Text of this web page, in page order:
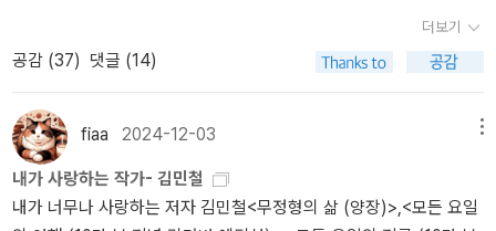
고 싶다. 그렇다면 너무 모든걸 정하지 않고 살아도 되지 않을까. P31
았으면 좋겠다. 당신의 모양에 꼭 맞는 파리를 완성했으면 좋겠다. 물
만드는 곳, 당신을 빛나게 만드는 곳, 그러니까 당신 영혼의 고향을 당
신도 꼭 하나 찾았으면 좋겠다는 바람을 가져본다. p333​​파리 올림픽
개막을 기다리던 어느 늦은 밤'모든 요일의 기록'을 읽고 좋아하게 된
김민철 작가의 신작파리에서의 두 달을 머무르며 기록한 '무정형의
는 일로 시작해 아우스터리츠라는 성을 가진 사람들을 추적해 자신의
부모를 찾아가는 과정을 아우스터리츠에게로부터 듣는다. 가장 기억
에 남는 장면은 역시 사람들이 흔적없이 사라지는 장면이다. 테레진
의 게토 박물관에서 어머니 아가타가 수감되고 제거된 순간의 기록이
나 영상물에서 우연히 어머니(와 비슷한?)를 발견하게 되는 장면들.
자신의 생의 부침만큼 도저히 제정신으로는 살아낼 수 없어 아우스터
리츠는 정신병원을 드나들며 겨우겨우 생을 이어나간다. 그리고 이
은 꿈꾸는 도시가 있었고, 그러나 이십년간 직장인으로 살면서 그 꿈
을 간직한 채였고, 그러나 이제 퇴사를 하고 그곳에 닿았다는 점에서
이 책을 읽는 동안 나랑 비슷한 점이 많구나, 생각했다. 물론 나는 '아
직' 퇴사를 하지는 않았지만. 그리고 내가 꿈꾸는 도시가 파리는 아니
지만.게다가 김민철은 듀오링고로 불어를 오백일간 공부하고 파리로
갔다 했다. 하하하하. 내가 이탈리아어 속성 이틀로 크로아상 주문했
던 걸 보면, 듀오링고, 외국어 도움 많이 되는 앱이네요.. 김민철은 그
더보기
공감 (37) 댓글 (14)
fiaa 2024-12-03
내가 사랑하는 작가- 김민철
내가 너무나 사랑하는 저자 김민철<무정형의 삶 (양장)>,<모든 요일